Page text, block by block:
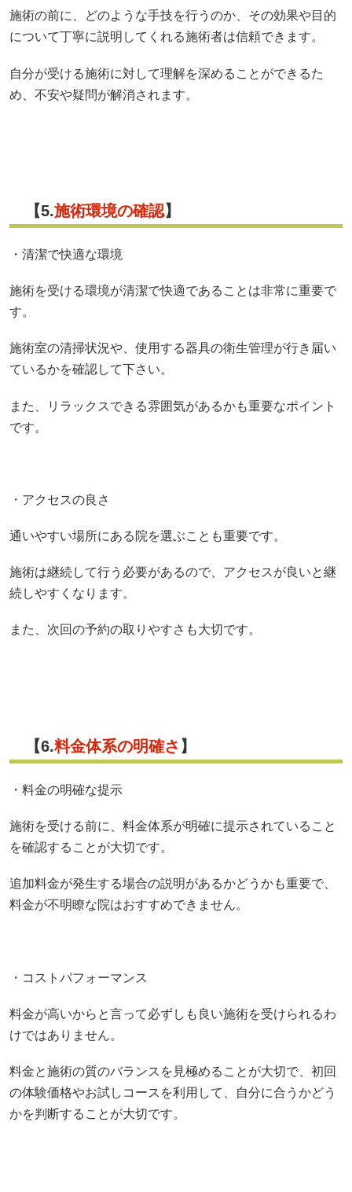
施術の前に、どのような手技を行うのか、その効果や目的
について丁寧に説明してくれる施術者は信頼できます。
自分が受ける施術に対して理解を深めることができるた
め、不安や疑問が解消されます。
【5.施術環境の確認】
・清潔で快適な環境
施術を受ける環境が清潔で快適であることは非常に重要で
す。
施術室の清掃状況や、使用する器具の衛生管理が行き届い
ているかを確認して下さい。
また、リラックスできる雰囲気があるかも重要なポイント
です。
・アクセスの良さ
通いやすい場所にある院を選ぶことも重要です。
施術は継続して行う必要があるので、アクセスが良いと継
続しやすくなります。
また、次回の予約の取りやすさも大切です。
【6.料金体系の明確さ 】
・料金の明確な提示
施術を受ける前に、料金体系が明確に提示されていること
を確認することが大切です。
追加料金が発生する場合の説明があるかどうかも重要で、
料金が不明瞭な院はおすすめできません。
・コストパフォーマンス
料金が高いからと言って必ずしも良い施術を受けられるわ
けではありません。
料金と施術の質のバランスを見極めることが大切で、初回
の体験価格やお試しコースを利用して、自分に合うかどう
かを判断することが大切です。